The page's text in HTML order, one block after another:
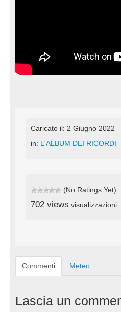
Caricato il: 2 Giugno 2022
in: L'ALBUM DEI RICORDI
(No Ratings Yet)
702 views visualizzazioni
Commenti Meteo
Lascia un